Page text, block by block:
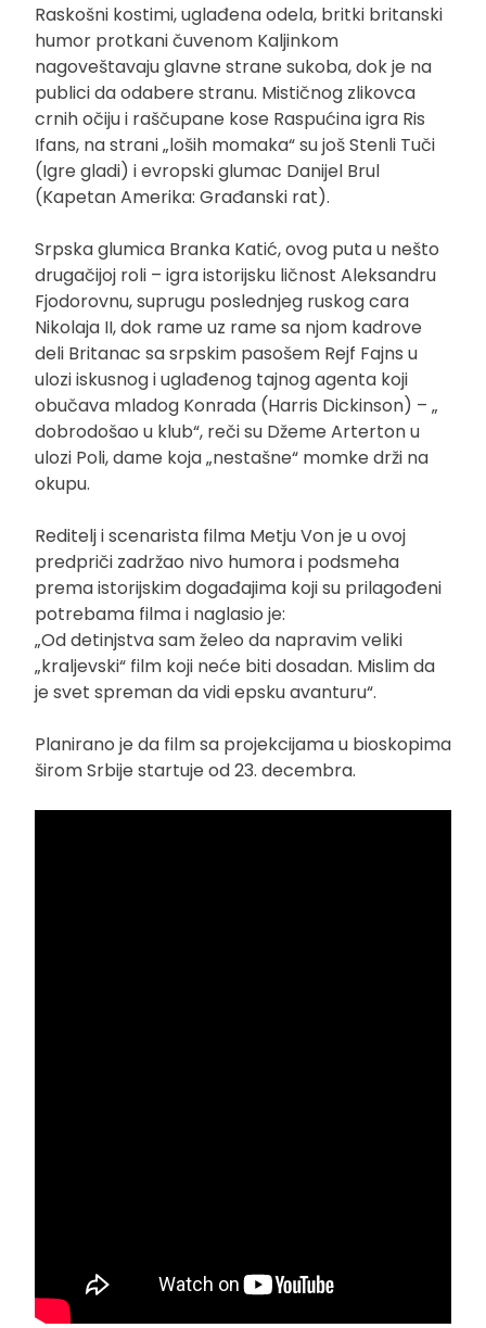
Raskošni kostimi, uglađena odela, britki britanski
humor protkani čuvenom Kaljinkom
nagoveštavaju glavne strane sukoba, dok je na
publici da odabere stranu. Mističnog zlikovca
crnih očiju i raščupane kose Raspućina igra Ris
Ifans, na strani „loših momaka“ su još Stenli Tuči
(Igre gladi) i evropski glumac Danijel Brul
(Kapetan Amerika: Građanski rat).
Srpska glumica Branka Katić, ovog puta u nešto
drugačijoj roli – igra istorijsku ličnost Aleksandru
Fjodorovnu, suprugu poslednjeg ruskog cara
Nikolaja II, dok rame uz rame sa njom kadrove
deli Britanac sa srpskim pasošem Rejf Fajns u
ulozi iskusnog i uglađenog tajnog agenta koji
obučava mladog Konrada (Harris Dickinson) – „
dobrodošao u klub“, reči su Džeme Arterton u
ulozi Poli, dame koja „nestašne“ momke drži na
okupu.
Reditelj i scenarista filma Metju Von je u ovoj
predpriči zadržao nivo humora i podsmeha
prema istorijskim događajima koji su prilagođeni
potrebama filma i naglasio je:
„Od detinjstva sam želeo da napravim veliki
„kraljevski“ film koji neće biti dosadan. Mislim da
je svet spreman da vidi epsku avanturu“.
Planirano je da film sa projekcijama u bioskopima
širom Srbije startuje od 23. decembra.